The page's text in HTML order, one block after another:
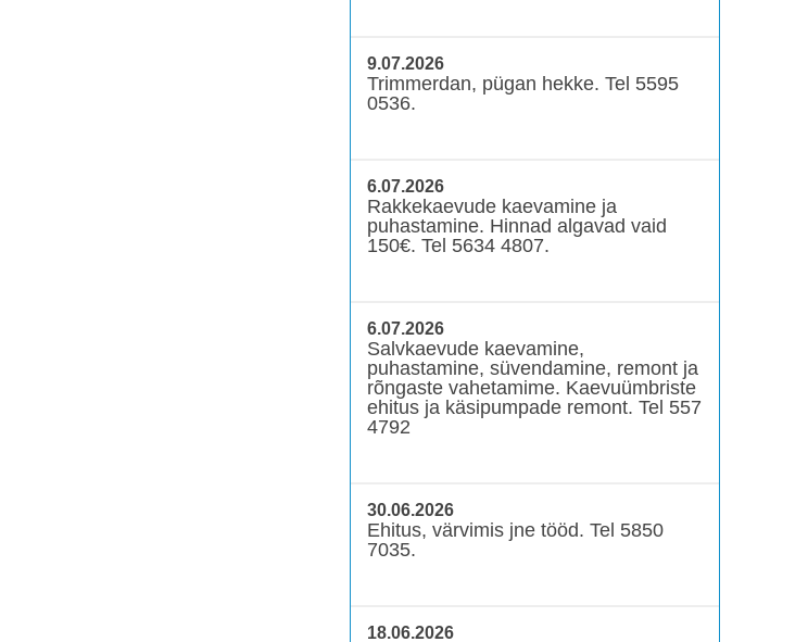
9.07.2026
Trimmerdan, pügan hekke. Tel 5595
0536.
6.07.2026
Rakkekaevude kaevamine ja
puhastamine. Hinnad algavad vaid
150€. Tel 5634 4807.
6.07.2026
Salvkaevude kaevamine,
puhastamine, süvendamine, remont ja
rõngaste vahetamime. Kaevuümbriste
ehitus ja käsipumpade remont. Tel 557
4792
30.06.2026
Ehitus, värvimis jne tööd. Tel 5850
7035.
18.06.2026